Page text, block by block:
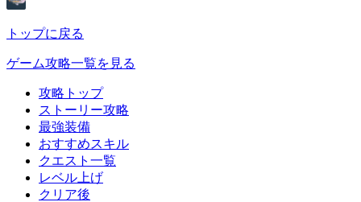
トップに戻る
ゲーム攻略一覧を見る
攻略トップ
ストーリー攻略
最強装備
おすすめスキル
クエスト一覧
レベル上げ
クリア後